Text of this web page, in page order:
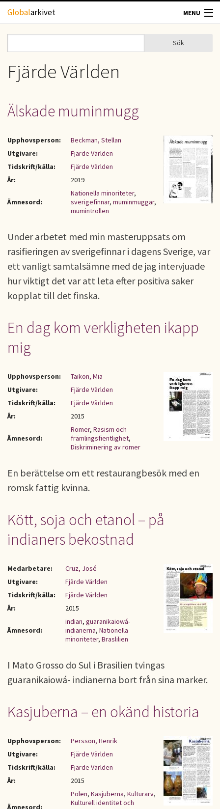
Hoppa till huvudinnehåll
Globalarkivet MENU
TIDSKRIFTER
UPPHOVSRÄTT
OM OSS
KONTAKT
Sökformulär
Sök
Fjärde Världen
Älskade muminmugg
Upphovsperson:
Beckman, Stellan
Utgivare:
Fjärde Världen
Tidskrift/källa:
Fjärde Världen
År:
2019
Ämnesord:
Nationella minoriteter,
sverigefinnar, muminmuggar,
mumintrollen
Under arbetet med min masteruppsats om
rasifieringen av sverigefinnar i dagens Sverige, var
ett vanligt samtalsämne med de jag intervjuade
hur viktigt det var att leta efter positiva saker
kopplat till det finska.
En dag kom verkligheten ikapp
mig
Upphovsperson:
Taikon, Mia
Utgivare:
Fjärde Världen
Tidskrift/källa:
Fjärde Världen
År:
2015
Ämnesord:
Romer, Rasism och
främlingsfientlighet,
Diskriminering av romer
En berättelse om ett restaurangbesök med en
romsk fattig kvinna.
Kött, soja och etanol – på
indianers bekostnad
Medarbetare:
Cruz, José
Utgivare:
Fjärde Världen
Tidskrift/källa:
Fjärde Världen
År:
2015
Ämnesord:
indian, guaranikaiowá-
indianerna, Nationella
minoriteter, Braslilien
I Mato Grosso do Sul i Brasilien tvingas
guaranikaiowá- indianerna bort från sina marker.
Kasjuberna – en okänd historia
Upphovsperson:
Persson, Henrik
Utgivare:
Fjärde Världen
Tidskrift/källa:
Fjärde Världen
År:
2015
Ämnesord:
Polen, Kasjuberna, Kulturarv,
Kulturell identitet och